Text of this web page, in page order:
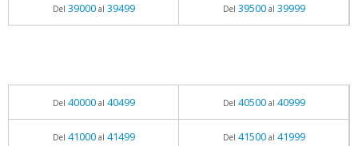
Del 39000al 39499 Del 39500al 39999
Del 40000al 40499 Del 40500al 40999
Del 41000al 41499 Del 41500al 41999